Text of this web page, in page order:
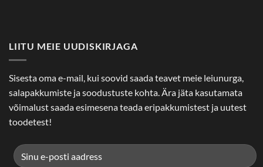
LIITU MEIE UUDISKIRJAGA
Sisesta oma e-mail, kui soovid saada teavet meie leiunurga,
salapakkumiste ja soodustuste kohta. Ära jäta kasutamata
võimalust saada esimesena teada eripakkumistest ja uutest
toodetest!